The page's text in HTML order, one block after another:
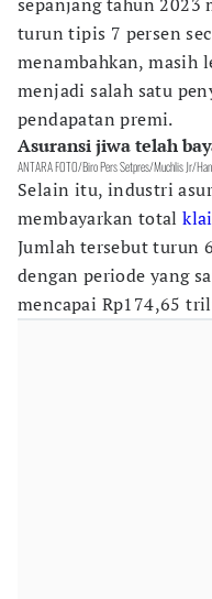
turun tipis 7 persen
menambahkan, masih
menjadi salah satu
pendapatan premi.
Asuransi jiwa telah
ANTARA FOTO/Biro Pers Setpres/Muchlis Jr/
Selain itu, industri
membayarkan total
Jumlah tersebut turun
dengan periode yang
mencapai Rp174,65